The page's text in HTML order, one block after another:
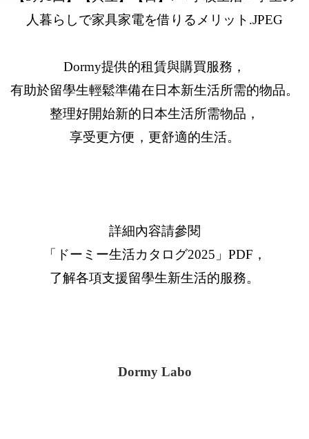
Dormy提供的租賃與購買服務，
有助於留學生輕鬆準備在日本新生活所需的物品。
整理好開始新的日本生活所需物品，
享受更方便，更舒適的生活。
詳細內容請參閱
「ドーミー生活カタログ2025」PDF，
了解各項支援留學生新生活的服務。
Dormy Labo